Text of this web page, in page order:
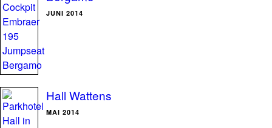
JUNI 2014
Hall Wattens
MAI 2014